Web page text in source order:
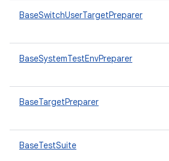
BaseSwitchUserTargetPreparer
BaseSystemTestEnvPreparer
BaseTargetPreparer
BaseTestSuite